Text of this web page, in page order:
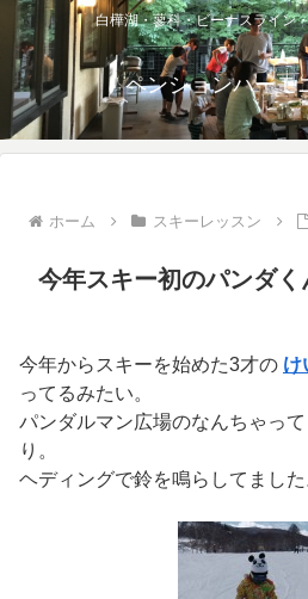
白樺湖・蓼科・ビーナスライン
ペンションハーモ
ホーム スキーレッスン
今年スキー初のパンダく
今年からスキーを始めた3才の け
ってるみたい。
パンダルマン広場のなんちゃっ
り。
ヘディングで鈴を鳴らしてました